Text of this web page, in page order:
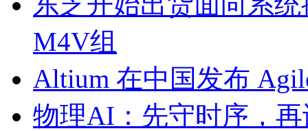
M4V组
Altium 在中国发布
物理AI：先守时序，